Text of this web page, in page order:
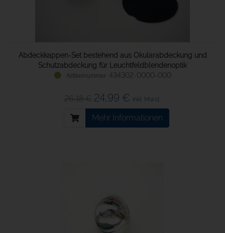
Abdeckkappen-Set bestehend aus Okularabdeckung und
Schutzabdeckung für Leuchtfeldblendenoptik
434302-0000-000
26,18 € 24,99 € inkl. Mwst.
Mehr Informationen